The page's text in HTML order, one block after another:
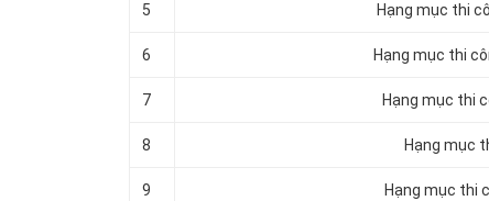
5 Hạng mục thi
6 Hạng mục thi
7 Hạng mục thi
8 Hạng mục
9 Hạng mục thi